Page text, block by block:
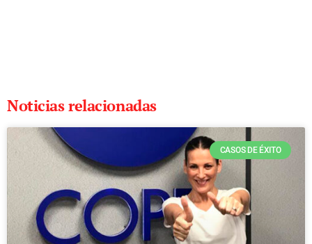
Noticias relacionadas
CASOS DE ÉXITO